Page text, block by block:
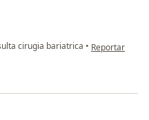
cirugia bariatrica • en opinión del
Reportar